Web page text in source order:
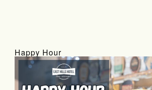
Happy Hour